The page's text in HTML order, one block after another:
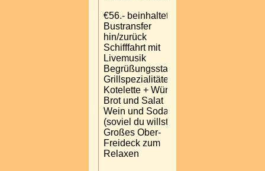
€56.- beinhaltet:
Bustransfer
hin/zurück
Schifffahrt mit
Livemusik
Begrüßungsstamperl
Grillspezialitäten
Kotelette + Würstel
Brot und Salat
Wein und Soda
(soviel du willst)
Großes Ober-
Freideck zum
Relaxen